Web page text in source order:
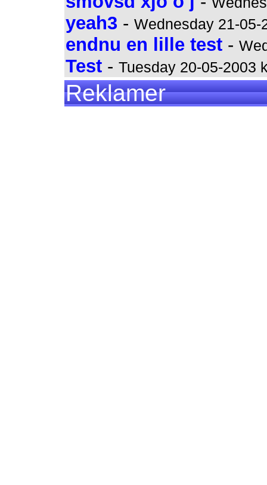
yeah3 -Wednesday 21-05-
endnu en lille test -
Test -Tuesday 20-05-2003
Reklamer